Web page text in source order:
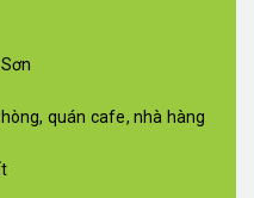
quán cafe, nhà hàng